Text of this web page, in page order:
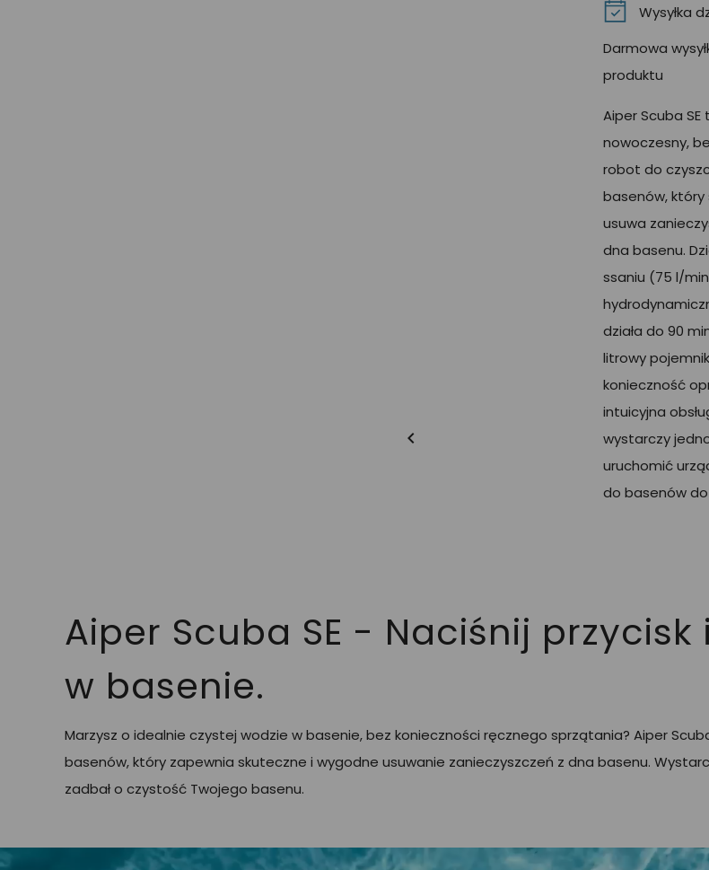

Wysyłka
Darmowa
produktu
Aiper Scuba SE
nowoczesny,
robot do
basenów, który
usuwa
dna basenu.
ssaniu (75 l/
działa do 90
litrowy
konieczność
intuicyjna
wystarczy
uruchomić
do basenów do
Aiper Scuba SE - Naciśnij
w basenie.
Marzysz o idealnie czystej wodzie w basenie, bez konieczności ręcznego sprzątania? Aiper
basenów, który zapewnia skuteczne i wygodne usuwanie zanieczyszczeń z dna basenu.
zadbał o czystość Twojego basenu.